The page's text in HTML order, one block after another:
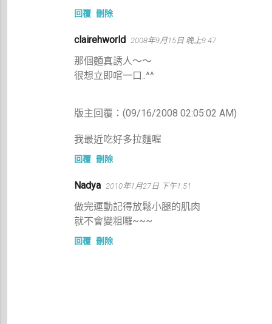
回覆 刪除
clairehworld 2008年9月15日 晚上9:47
那個麵真誘人～～
很想立即嚐一口..^^
版主回覆：(09/16/2008 02:05:02 AM)
我最近吃好多拉麵喔
回覆 刪除
Nadya 2010年1月27日 下午1:51
做完運動記得放鬆小腿的肌肉
就不會變粗囉~~~
回覆 刪除